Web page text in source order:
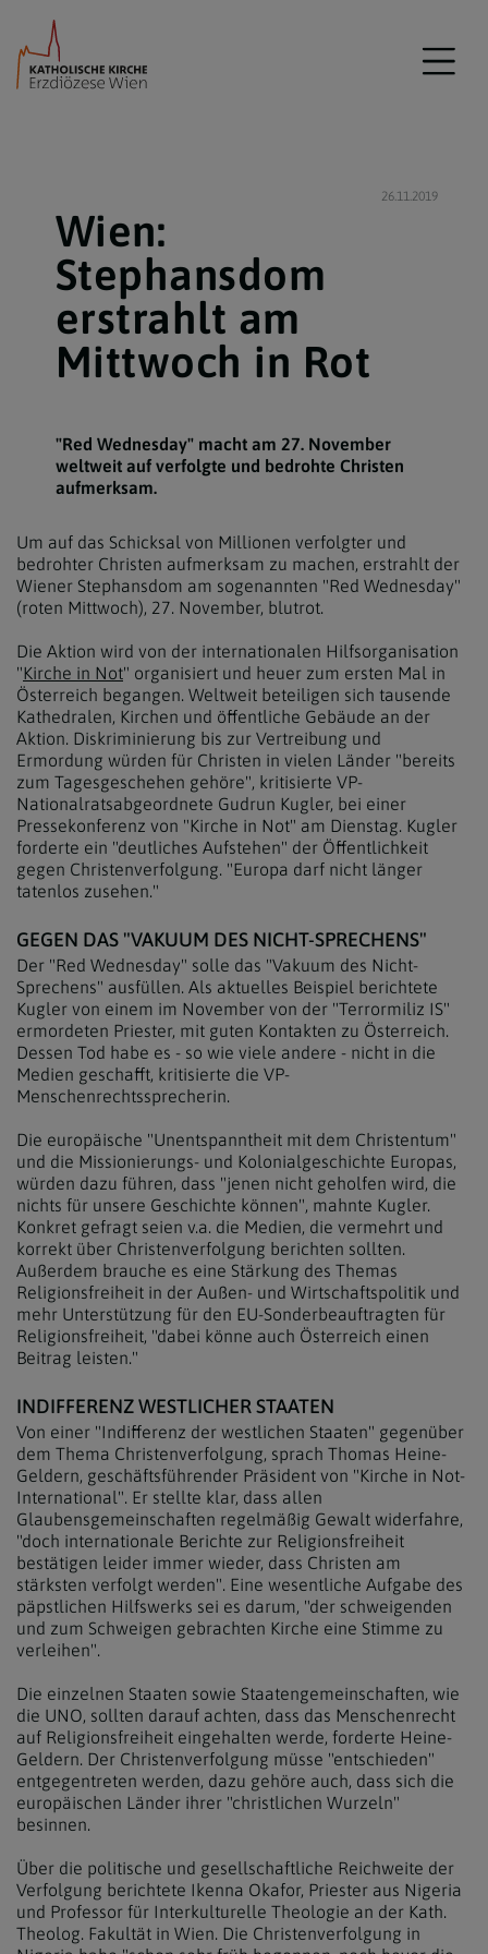
26.11.2019
Wien:
Stephansdom
erstrahlt am
Mittwoch in Rot
"Red Wednesday" macht am 27. November
weltweit auf verfolgte und bedrohte Christen
aufmerksam.
Um auf das Schicksal von Millionen verfolgter und
bedrohter Christen aufmerksam zu machen, erstrahlt der
Wiener Stephansdom am sogenannten "Red Wednesday"
(roten Mittwoch), 27. November, blutrot.
Die Aktion wird von der internationalen Hilfsorganisation
"Kirche in Not" organisiert und heuer zum ersten Mal in
Österreich begangen. Weltweit beteiligen sich tausende
Kathedralen, Kirchen und öffentliche Gebäude an der
Aktion. Diskriminierung bis zur Vertreibung und
Ermordung würden für Christen in vielen Länder "bereits
zum Tagesgeschehen gehöre", kritisierte VP-
Nationalratsabgeordnete Gudrun Kugler, bei einer
Pressekonferenz von "Kirche in Not" am Dienstag. Kugler
forderte ein "deutliches Aufstehen" der Öffentlichkeit
gegen Christenverfolgung. "Europa darf nicht länger
tatenlos zusehen."
GEGEN DAS "VAKUUM DES NICHT-SPRECHENS"
Der "Red Wednesday" solle das "Vakuum des Nicht-
Sprechens" ausfüllen. Als aktuelles Beispiel berichtete
Kugler von einem im November von der "Terrormiliz IS"
ermordeten Priester, mit guten Kontakten zu Österreich.
Dessen Tod habe es - so wie viele andere - nicht in die
Medien geschafft, kritisierte die VP-
Menschenrechtssprecherin.
Die europäische "Unentspanntheit mit dem Christentum"
und die Missionierungs- und Kolonialgeschichte Europas,
würden dazu führen, dass "jenen nicht geholfen wird, die
nichts für unsere Geschichte können", mahnte Kugler.
Konkret gefragt seien v.a. die Medien, die vermehrt und
korrekt über Christenverfolgung berichten sollten.
Außerdem brauche es eine Stärkung des Themas
Religionsfreiheit in der Außen- und Wirtschaftspolitik und
mehr Unterstützung für den EU-Sonderbeauftragten für
Religionsfreiheit, "dabei könne auch Österreich einen
Beitrag leisten."
INDIFFERENZ WESTLICHER STAATEN
Von einer "Indifferenz der westlichen Staaten" gegenüber
dem Thema Christenverfolgung, sprach Thomas Heine-
Geldern, geschäftsführender Präsident von "Kirche in Not-
International". Er stellte klar, dass allen
Glaubensgemeinschaften regelmäßig Gewalt widerfahre,
"doch internationale Berichte zur Religionsfreiheit
bestätigen leider immer wieder, dass Christen am
stärksten verfolgt werden". Eine wesentliche Aufgabe des
päpstlichen Hilfswerks sei es darum, "der schweigenden
und zum Schweigen gebrachten Kirche eine Stimme zu
verleihen".
Die einzelnen Staaten sowie Staatengemeinschaften, wie
die UNO, sollten darauf achten, dass das Menschenrecht
auf Religionsfreiheit eingehalten werde, forderte Heine-
Geldern. Der Christenverfolgung müsse "entschieden"
entgegentreten werden, dazu gehöre auch, dass sich die
europäischen Länder ihrer "christlichen Wurzeln"
besinnen.
Über die politische und gesellschaftliche Reichweite der
Verfolgung berichtete Ikenna Okafor, Priester aus Nigeria
und Professor für Interkulturelle Theologie an der Kath.
Theolog. Fakultät in Wien. Die Christenverfolgung in